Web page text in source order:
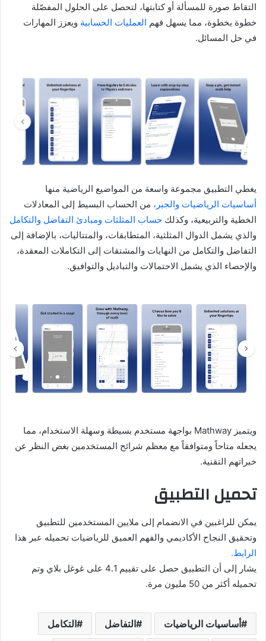
التقاط صورة للمسألة أو كتابتها، لتحصل على الحلول المفصّلة
خطوة بخطوة، مما يسهل فهم العمليات الحسابية ويعزز المهارات
في حل المسائل.
يغطي التطبيق مجموعة واسعة من المواضيع الرياضية منها
أساسيات الرياضيات والجبر، من الحساب البسيط إلى المعادلات
الخطية والتربيعية، وكذلك حساب المثلثات ومبادئ التفاضل والتكامل
والذي يشمل الدوال المثلثية، المتطابقات، والمتتاليات، بالإضافة إلى
التفاضل والتكامل من النهايات والمشتقات إلى التكاملات المعقدة،
والإحصاء الذي يشمل الاحتمالات والتباديل والتوافيق.
ويتميز Mathway بواجهة مستخدم بسيطة وسهلة الاستخدام، مما
يجعله متاحاً ومتوافقاً مع معظم شرائح المستخدمين بغض النظر عن
خبراتهم التقنية.
تحميل التطبيق
يمكن للراغبين في الانضمام إلى ملايين المستخدمين للتطبيق
وتحقيق النجاح الأكاديمي والفهم العميق للرياضيات تحميله عبر هذا
الرابط.
يشار إلى أن التطبيق حصل على تقييم 4.1 على غوغل بلاي وتم
تحميله أكثر من 50 مليون مرة.
أساسيات الرياضيات التفاضل التكامل